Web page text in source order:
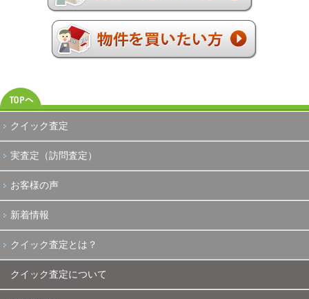
クイック査定
実査定（訪問査定）
お客様の声
新着情報
クイック査定とは？
クイック査定について